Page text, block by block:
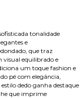
tonalidade
e
que traz
visual equilibrado e
um toque fashion e
pé com elegância,
dedo ganha destaque
que imprime